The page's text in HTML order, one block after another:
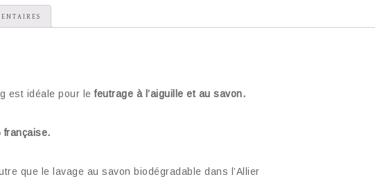
est idéale pour lefeutrage à l’aiguille et au savon.
française.
que le lavage au savon biodégradable dans l’Allier